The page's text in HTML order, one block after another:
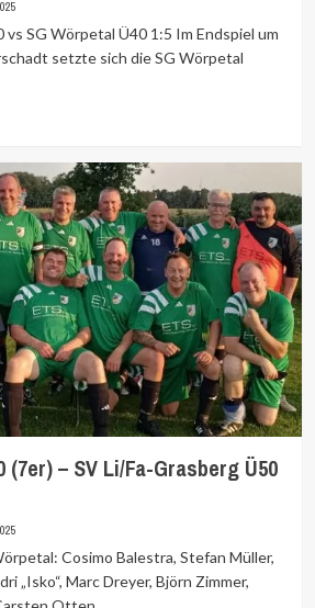
vs SG Wörpetal Ü40 1:5 Im Endspiel um
setzte sich die SG Wörpetal
(7er) – SV Li/Fa-Grasberg Ü50
Cosimo Balestra, Stefan Müller,
„Isko“, Marc Dreyer, Björn Zimmer,